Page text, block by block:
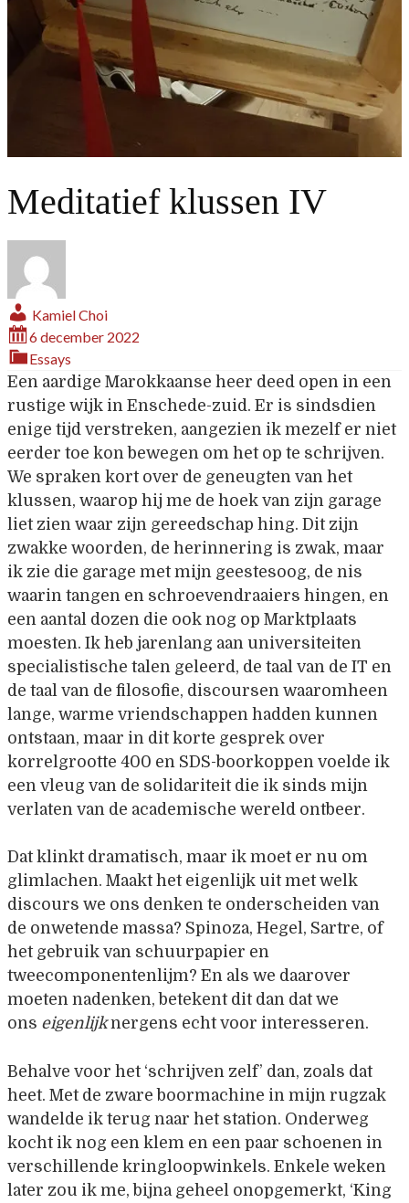
Meditatief klussen IV
Kamiel Choi
6 december 2022
Essays
Een aardige Marokkaanse heer deed open in een
rustige wijk in Enschede-zuid. Er is sindsdien
enige tijd verstreken, aangezien ik mezelf er niet
eerder toe kon bewegen om het op te schrijven.
We spraken kort over de geneugten van het
klussen, waarop hij me de hoek van zijn garage
liet zien waar zijn gereedschap hing. Dit zijn
zwakke woorden, de herinnering is zwak, maar
ik zie die garage met mijn geestesoog, de nis
waarin tangen en schroevendraaiers hingen, en
een aantal dozen die ook nog op Marktplaats
moesten. Ik heb jarenlang aan universiteiten
specialistische talen geleerd, de taal van de IT en
de taal van de filosofie, discoursen waaromheen
lange, warme vriendschappen hadden kunnen
ontstaan, maar in dit korte gesprek over
korrelgrootte 400 en SDS-boorkoppen voelde ik
een vleug van de solidariteit die ik sinds mijn
verlaten van de academische wereld ontbeer.
Dat klinkt dramatisch, maar ik moet er nu om
glimlachen. Maakt het eigenlijk uit met welk
discours we ons denken te onderscheiden van
de onwetende massa? Spinoza, Hegel, Sartre, of
het gebruik van schuurpapier en
tweecomponentenlijm? En als we daarover
moeten nadenken, betekent dit dan dat we
ons eigenlijknergens echt voor interesseren.
Behalve voor het ‘schrijven zelf’ dan, zoals dat
heet. Met de zware boormachine in mijn rugzak
wandelde ik terug naar het station. Onderweg
kocht ik nog een klem en een paar schoenen in
verschillende kringloopwinkels. Enkele weken
later zou ik me, bijna geheel onopgemerkt, ‘King